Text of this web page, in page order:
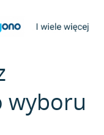
wyboru